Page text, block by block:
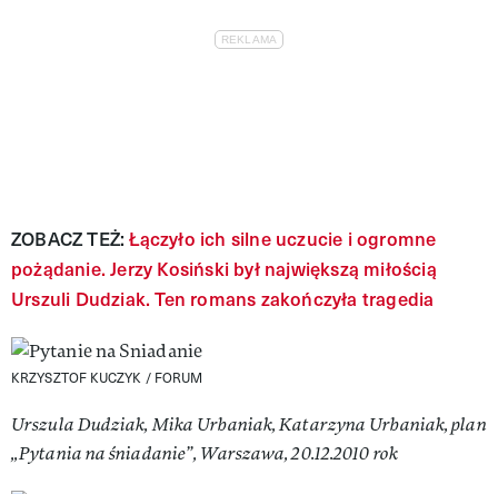
ZOBACZ TEŻ:Łączyło ich silne uczucie i ogromne
pożądanie. Jerzy Kosiński był największą miłością
Urszuli Dudziak. Ten romans zakończyła tragedia
KRZYSZTOF KUCZYK / FORUM
Urszula Dudziak, Mika Urbaniak, Katarzyna Urbaniak, plan
„Pytania na śniadanie”, Warszawa, 20.12.2010 rok